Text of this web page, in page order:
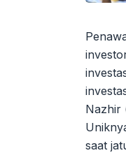
Nazhir
saat